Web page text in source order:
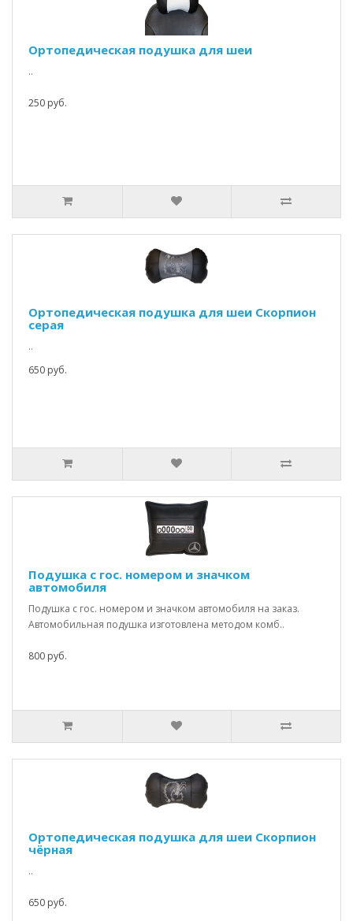
Ортопедическая подушка для шеи
..
250 руб.
Ортопедическая подушка для шеи Скорпион
серая
..
650 руб.
Подушка с гос. номером и значком
автомобиля
Подушка с гос. номером и значком автомобиля на заказ.
Автомобильная подушка изготовлена методом комб..
800 руб.
Ортопедическая подушка для шеи Скорпион
чёрная
..
650 руб.